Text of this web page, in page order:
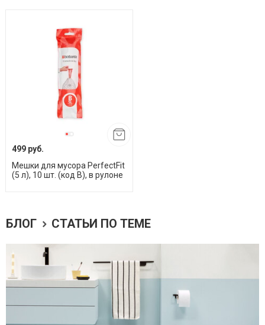
499 руб.
Мешки для мусора PerfectFit
(5 л), 10 шт. (код B), в рулоне
БЛОГ СТАТЬИ ПО ТЕМЕ